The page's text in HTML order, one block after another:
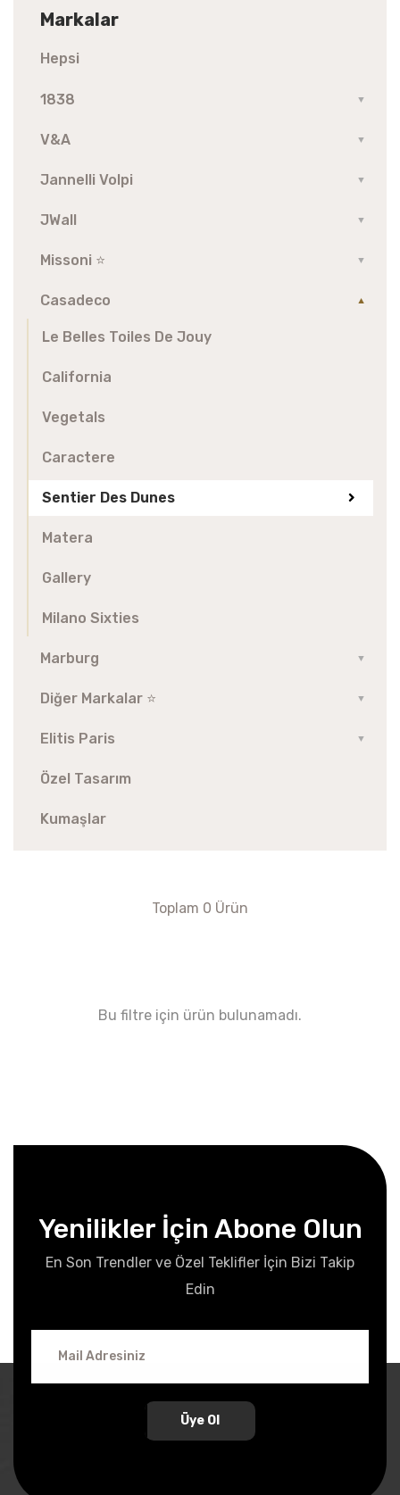
Markalar
Hepsi
1838 ▼
V&A ▼
Jannelli Volpi ▼
JWall ▼
Missoni ⭐️ ▼
Casadeco ▼
Le Belles Toiles De Jouy
California
Vegetals
Caractere
Sentier Des Dunes
Matera
Gallery
Milano Sixties
Marburg ▼
Diğer Markalar ⭐️ ▼
Elitis Paris ▼
Özel Tasarım
Kumaşlar
Toplam 0 Ürün
Bu filtre için ürün bulunamadı.
Yenilikler İçin Abone Olun
En Son Trendler ve Özel Teklifler İçin Bizi Takip
Edin
Üye Ol